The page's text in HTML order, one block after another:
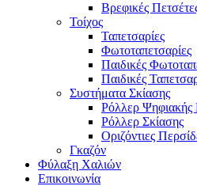
Βρεφικές
Τοίχος
Ταπετσαρίες
Φωτοταπετσαρίες
Παιδικές
Παιδικές
Συστήματα Σκίασης
Ρόλλερ Ψηφιακής
Ρόλλερ Σκίασης
Οριζόντιες
Γκαζόν
Φύλαξη Χαλιών
Επικοινωνία